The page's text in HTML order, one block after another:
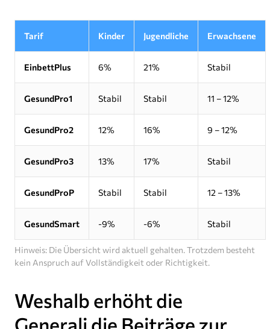
Tarif Kinder Jugendliche Erwachsene
EinbettPlus 6% 21% Stabil
GesundPro1 Stabil Stabil 11 – 12%
GesundPro2 12% 16% 9 – 12%
GesundPro3 13% 17% Stabil
GesundProP Stabil Stabil 12 – 13%
GesundSmart -9% -6% Stabil
Hinweis: Die Übersicht wird aktuell gehalten. Trotzdem besteht
kein Anspruch auf Vollständigkeit oder Richtigkeit.
Weshalb erhöht die
Generali die Beiträge zur